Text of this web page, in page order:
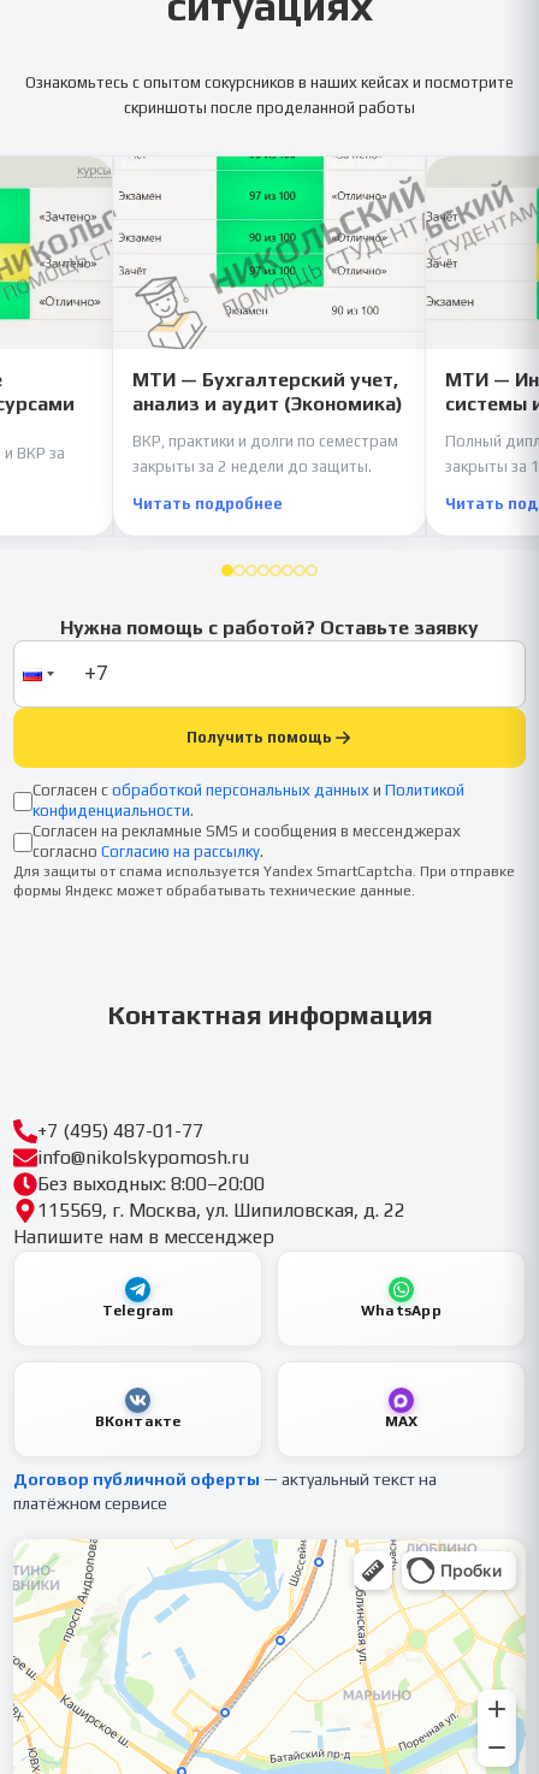
Ознакомьтесь с опытом сокурсников в наших кейсах и посмотрите
скриншоты после проделанной работы
и ВКР за
МТИ — Бухгалтерский учет,
анализ и аудит (Экономика)
ВКР, практики и долги по семестрам
закрыты за 2 недели до защиты.
Читать подробнее
МТИ —
системы
Полный
закрыты за
Читать
Нужна помощь с работой? Оставьте заявку
Получить помощь
Согласен с обработкой персональных данных и Политикой
конфиденциальности.
Согласен на рекламные SMS и сообщения в мессенджерах
согласно Согласию на рассылку.
Для защиты от спама используется Yandex SmartCaptcha. При отправке
формы Яндекс может обрабатывать технические данные.
Контактная информация
+7 (495) 487-01-77
info@nikolskypomosh.ru
Без выходных: 8:00–20:00
115569, г. Москва, ул. Шипиловская, д. 22
Напишите нам в мессенджер
Telegram WhatsApp
ВКонтакте MAX
Договор публичной оферты — актуальный текст на
платёжном сервисе